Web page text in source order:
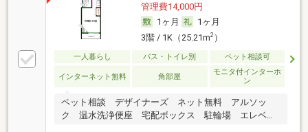
管理費14,000円
1ヶ月
1ヶ月
3階 / 1K（25.21m2）
一人暮らし バス・トイレ別 ペット相談可
インターネット無料 角部屋
モニタ付インターホ
ン
ペット相談 デザイナーズ ネット無料 アルソッ
ク 温水洗浄便座 宅配ボックス 駐輪場 エレベー